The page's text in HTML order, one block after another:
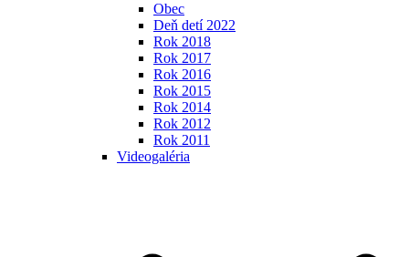
Obec
Deň detí 2022
Rok 2018
Rok 2017
Rok 2016
Rok 2015
Rok 2014
Rok 2012
Rok 2011
Videogaléria